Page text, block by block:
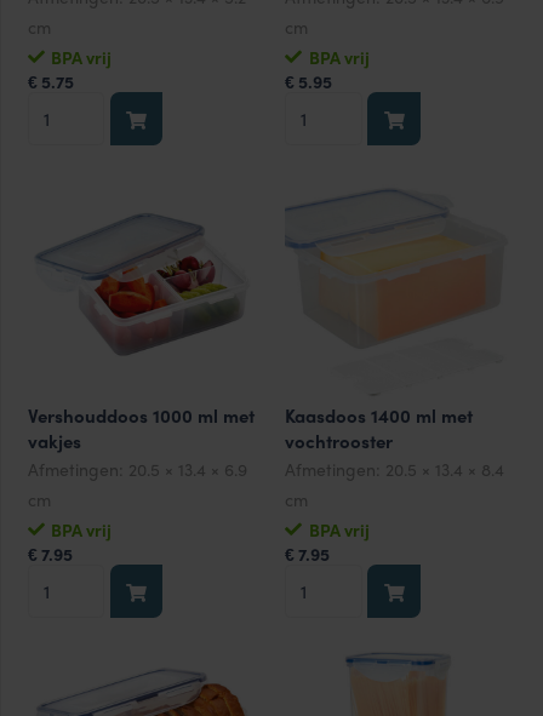
cm
BPA vrij
€ 5.75
Vershouddoos
cm
BPA vrij
€ 5.95
Vershouddoos
aantal
Vershouddoos 1000 ml met
vakjes
Afmetingen: 20.5 × 13.4 × 6.9
cm
BPA vrij
€ 7.95
Vershouddoos
1000
vakjes
Kaasdoos 1400 ml met
vochtrooster
Afmetingen: 20.5 × 13.4 × 8.4
cm
BPA vrij
€ 7.95
1400